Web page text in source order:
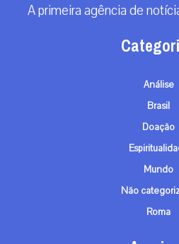
A primeira agência de
Análise
Brasil
Doação
Mundo
Não
Roma